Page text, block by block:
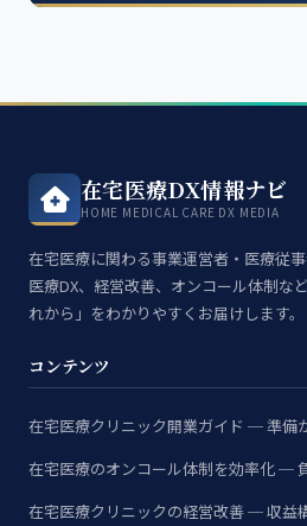
在宅医療DX情報ナビ
HOME MEDICAL CARE DX MEDIA
在宅医療に関わる事業運営者・医療従事
医療DX、経営改善、オンコール体制な
れから」をわかりやすくお届けします。
コンテンツ
在宅医療クリニック開業ガイド ─ 準備
在宅医療のオンコール体制を効率化 ─
在宅医療クリニックの経営改善 ─ 収益